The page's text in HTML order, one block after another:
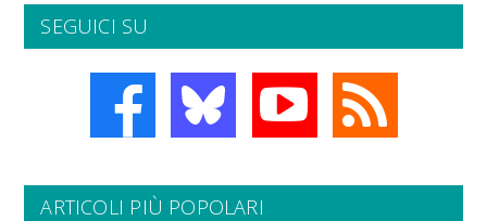
SEGUICI SU
ARTICOLI PIÙ POPOLARI